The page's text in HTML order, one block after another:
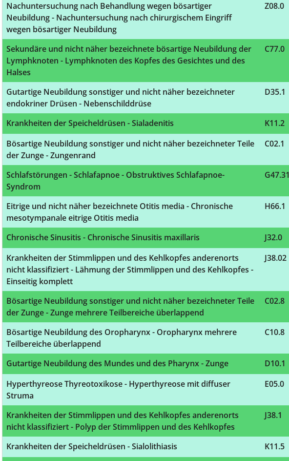
Nachuntersuchung nach Behandlung wegen bösartiger
Neubildung - Nachuntersuchung nach chirurgischem Eingriff
wegen bösartiger Neubildung
Z08.0
Sekundäre und nicht näher bezeichnete bösartige Neubildung der
Lymphknoten - Lymphknoten des Kopfes des Gesichtes und des
Halses
C77.0
Gutartige Neubildung sonstiger und nicht näher bezeichneter
endokriner Drüsen - Nebenschilddrüse
D35.1
Krankheiten der Speicheldrüsen - Sialadenitis K11.2
Bösartige Neubildung sonstiger und nicht näher bezeichneter Teile
der Zunge - Zungenrand
C02.1
Schlafstörungen - Schlafapnoe - Obstruktives Schlafapnoe-
Syndrom
G47.31
Eitrige und nicht näher bezeichnete Otitis media - Chronische
mesotympanale eitrige Otitis media
H66.1
Chronische Sinusitis - Chronische Sinusitis maxillaris J32.0
Krankheiten der Stimmlippen und des Kehlkopfes anderenorts
nicht klassifiziert - Lähmung der Stimmlippen und des Kehlkopfes -
Einseitig komplett
J38.02
Bösartige Neubildung sonstiger und nicht näher bezeichneter Teile
der Zunge - Zunge mehrere Teilbereiche überlappend
C02.8
Bösartige Neubildung des Oropharynx - Oropharynx mehrere
Teilbereiche überlappend
C10.8
Gutartige Neubildung des Mundes und des Pharynx - Zunge D10.1
Hyperthyreose Thyreotoxikose - Hyperthyreose mit diffuser
Struma
E05.0
Krankheiten der Stimmlippen und des Kehlkopfes anderenorts
nicht klassifiziert - Polyp der Stimmlippen und des Kehlkopfes
J38.1
Krankheiten der Speicheldrüsen - Sialolithiasis K11.5